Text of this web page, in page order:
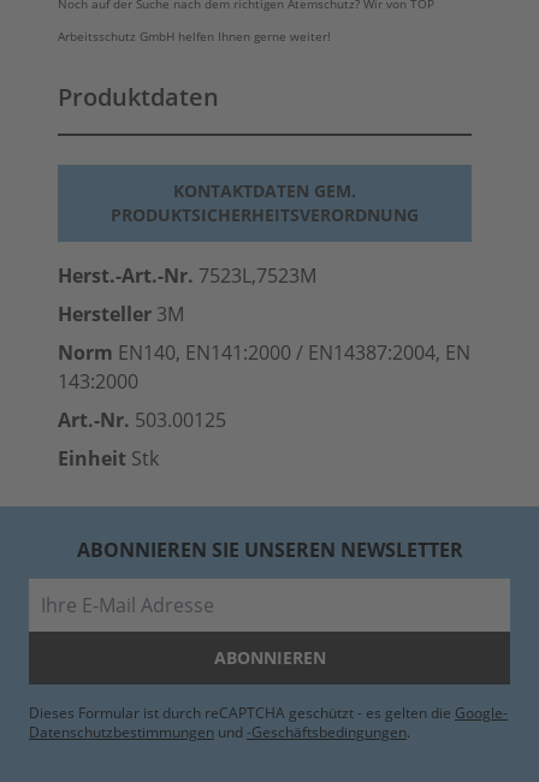
Noch auf der Suche nach dem richtigen Atemschutz? Wir von TOP
Arbeitsschutz GmbH helfen Ihnen gerne weiter!
Produktdaten
KONTAKTDATEN GEM.
PRODUKTSICHERHEITSVERORDNUNG
Herst.-Art.-Nr. 7523L,7523M
Hersteller 3M
Norm EN140, EN141:2000 / EN14387:2004, EN
143:2000
Art.-Nr. 503.00125
Einheit Stk
ABONNIEREN SIE UNSEREN NEWSLETTER
ABONNIEREN
Dieses Formular ist durch reCAPTCHA geschützt - es gelten die Google-
Datenschutzbestimmungen und -Geschäftsbedingungen.